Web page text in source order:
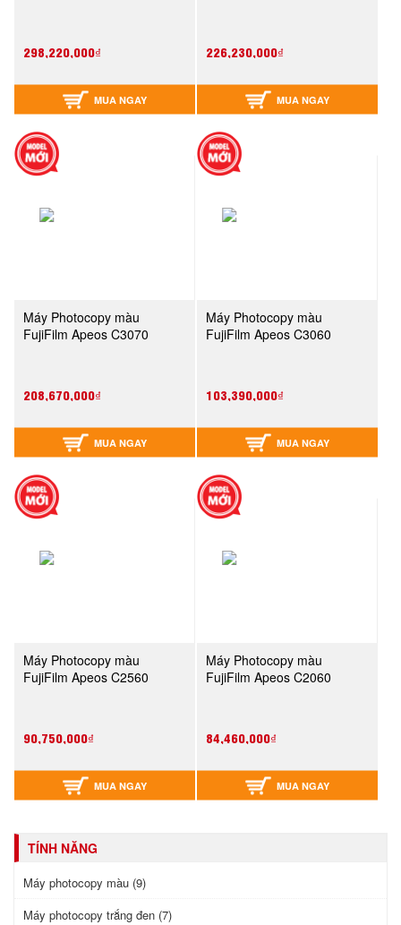
298,220,000₫
MUA NGAY
226,230,000₫
MUA NGAY
Máy Photocopy màu
FujiFilm Apeos C3070
208,670,000₫
MUA NGAY
Máy Photocopy màu
FujiFilm Apeos C3060
103,390,000₫
MUA NGAY
Máy Photocopy màu
FujiFilm Apeos C2560
90,750,000₫
MUA NGAY
Máy Photocopy màu
FujiFilm Apeos C2060
84,460,000₫
MUA NGAY
TÍNH NĂNG
Máy photocopy màu (9)
Máy photocopy trắng đen (7)